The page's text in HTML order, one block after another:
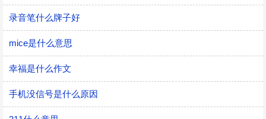
录音笔什么牌子好
mice是什么意思
幸福是什么作文
手机没信号是什么原因